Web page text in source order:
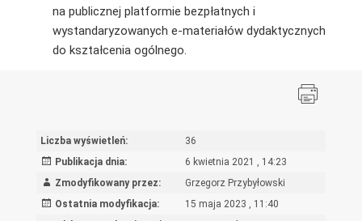
na publicznej platformie bezpłatnych i
wystandaryzowanych e-materiałów dydaktycznych
do kształcenia ogólnego.
Liczba wyświetleń:
36
Publikacja dnia:
6 kwietnia 2021 , 14:23
Zmodyfikowany przez:
Grzegorz Przybyłowski
Ostatnia modyfikacja:
15 maja 2023 , 11:40